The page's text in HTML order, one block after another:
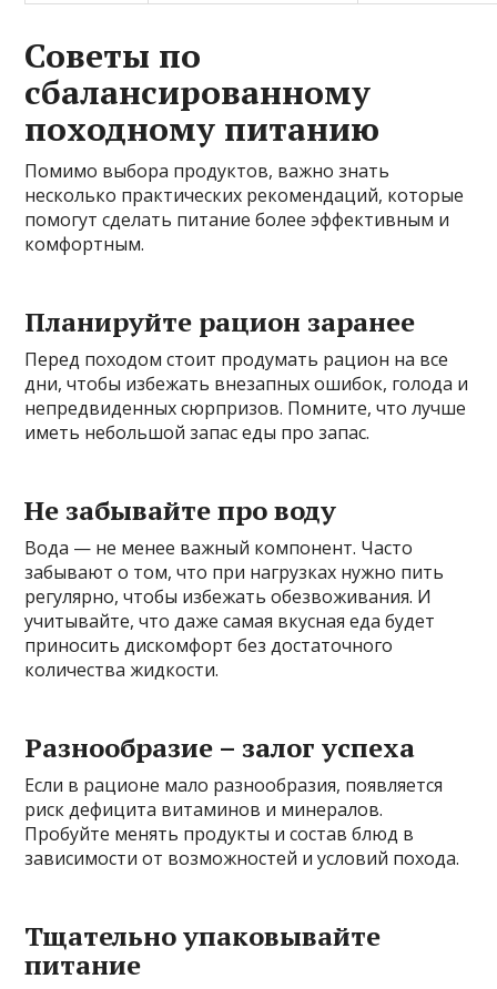
Советы по
сбалансированному
походному питанию
Помимо выбора продуктов, важно знать
несколько практических рекомендаций, которые
помогут сделать питание более эффективным и
комфортным.
Планируйте рацион заранее
Перед походом стоит продумать рацион на все
дни, чтобы избежать внезапных ошибок, голода и
непредвиденных сюрпризов. Помните, что лучше
иметь небольшой запас еды про запас.
Не забывайте про воду
Вода — не менее важный компонент. Часто
забывают о том, что при нагрузках нужно пить
регулярно, чтобы избежать обезвоживания. И
учитывайте, что даже самая вкусная еда будет
приносить дискомфорт без достаточного
количества жидкости.
Разнообразие – залог успеха
Если в рационе мало разнообразия, появляется
риск дефицита витаминов и минералов.
Пробуйте менять продукты и состав блюд в
зависимости от возможностей и условий похода.
Тщательно упаковывайте
питание